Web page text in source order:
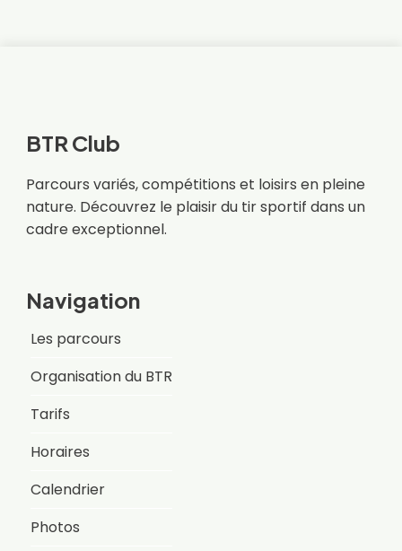
BTR Club
Parcours variés, compétitions et loisirs en pleine
nature. Découvrez le plaisir du tir sportif dans un
cadre exceptionnel.
Navigation
Les parcours
Organisation du BTR
Tarifs
Horaires
Calendrier
Photos